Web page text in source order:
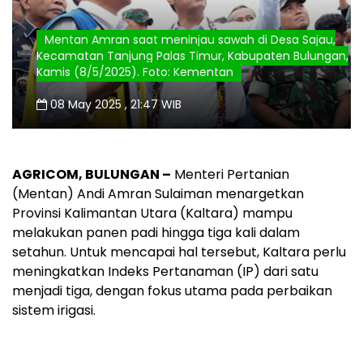
Mentan Amran saat meninjau sawah di Desa Sajau,
Kecamatan Tanjung Palas Timur, Kabupaten Bulungan,
Kamis (8/5/2025). Foto: Kementan
08 May 2025 , 21:47 WIB
AGRICOM, BULUNGAN – Menteri Pertanian
(Mentan) Andi Amran Sulaiman menargetkan
Provinsi Kalimantan Utara (Kaltara) mampu
melakukan panen padi hingga tiga kali dalam
setahun. Untuk mencapai hal tersebut, Kaltara perlu
meningkatkan Indeks Pertanaman (IP) dari satu
menjadi tiga, dengan fokus utama pada perbaikan
sistem irigasi.